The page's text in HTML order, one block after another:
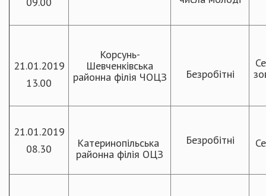
21.01.2019
13.00
Корсунь-
Шевченківська
районна філія ЧОЦЗ
Безробітні
21.01.2019
08.30
Катеринопільська
районна філія ОЦЗ
Безробітні